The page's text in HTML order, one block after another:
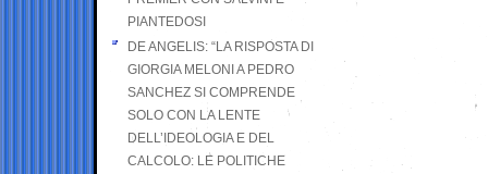
PIANTEDOSI
DE ANGELIS: “LA RISPOSTA DI
GIORGIA MELONI A PEDRO
SANCHEZ SI COMPRENDE
SOLO CON LA LENTE
DELL’IDEOLOGIA E DEL
CALCOLO: LE POLITICHE